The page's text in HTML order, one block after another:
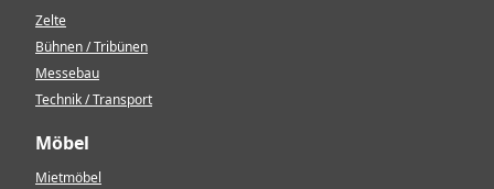
Zelte
Bühnen / Tribünen
Messebau
Technik / Transport
Möbel
Mietmöbel